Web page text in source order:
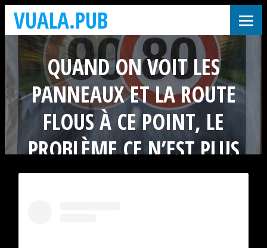
VUALA.PUB
QUAND ON VOIT LES
PANNEAUX ET LA ROUTE
FLOUS À CE POINT, LE
PROBLÈME CE N’EST PLUS
VRAIMENT LA VITESSE…